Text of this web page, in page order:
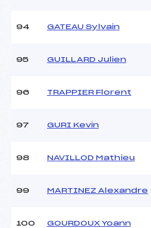
94 GATEAU Sylvain
95 GUILLARD Julien
96 TRAPPIER Florent
97 GURI Kevin
98 NAVILLOD Mathieu
99 MARTINEZ Alexandre
100 GOURDOUX Yoann